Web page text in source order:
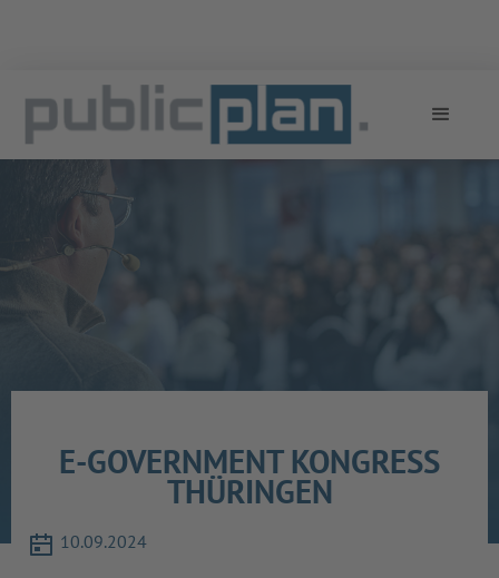
E-GOVERNMENT KONGRESS
THÜRINGEN
10.09.2024